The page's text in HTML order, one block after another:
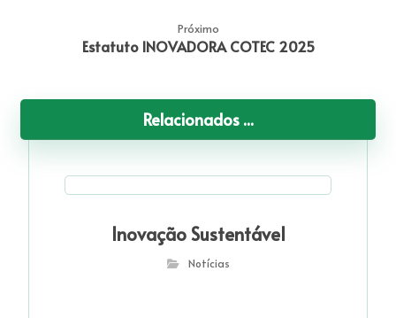
Próximo
Estatuto INOVADORA COTEC 2025
Relacionados ...
Inovação Sustentável
Notícias